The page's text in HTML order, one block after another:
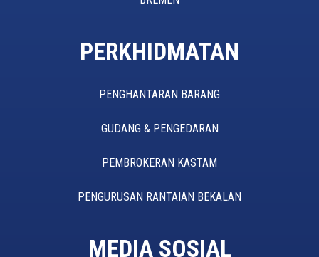
PERKHIDMATAN
PENGHANTARAN BARANG
GUDANG & PENGEDARAN
PEMBROKERAN KASTAM
PENGURUSAN RANTAIAN BEKALAN
MEDIA SOSIAL